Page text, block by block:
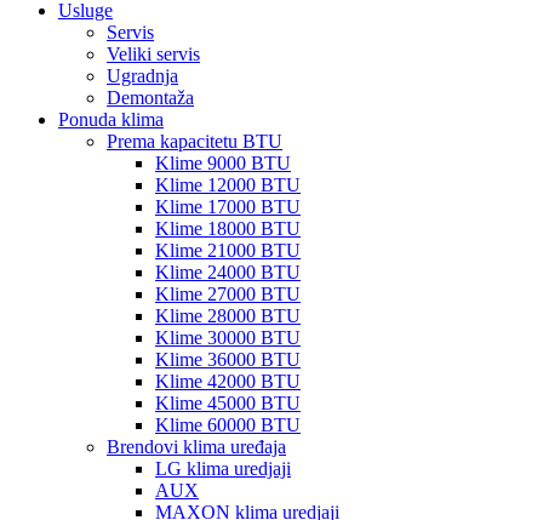
Usluge
Servis
Veliki servis
Ugradnja
Demontaža
Ponuda klima
Prema kapacitetu BTU
Klime 9000 BTU
Klime 12000 BTU
Klime 17000 BTU
Klime 18000 BTU
Klime 21000 BTU
Klime 24000 BTU
Klime 27000 BTU
Klime 28000 BTU
Klime 30000 BTU
Klime 36000 BTU
Klime 42000 BTU
Klime 45000 BTU
Klime 60000 BTU
Brendovi klima uređaja
LG klima uredjaji
AUX
MAXON klima uredjaji